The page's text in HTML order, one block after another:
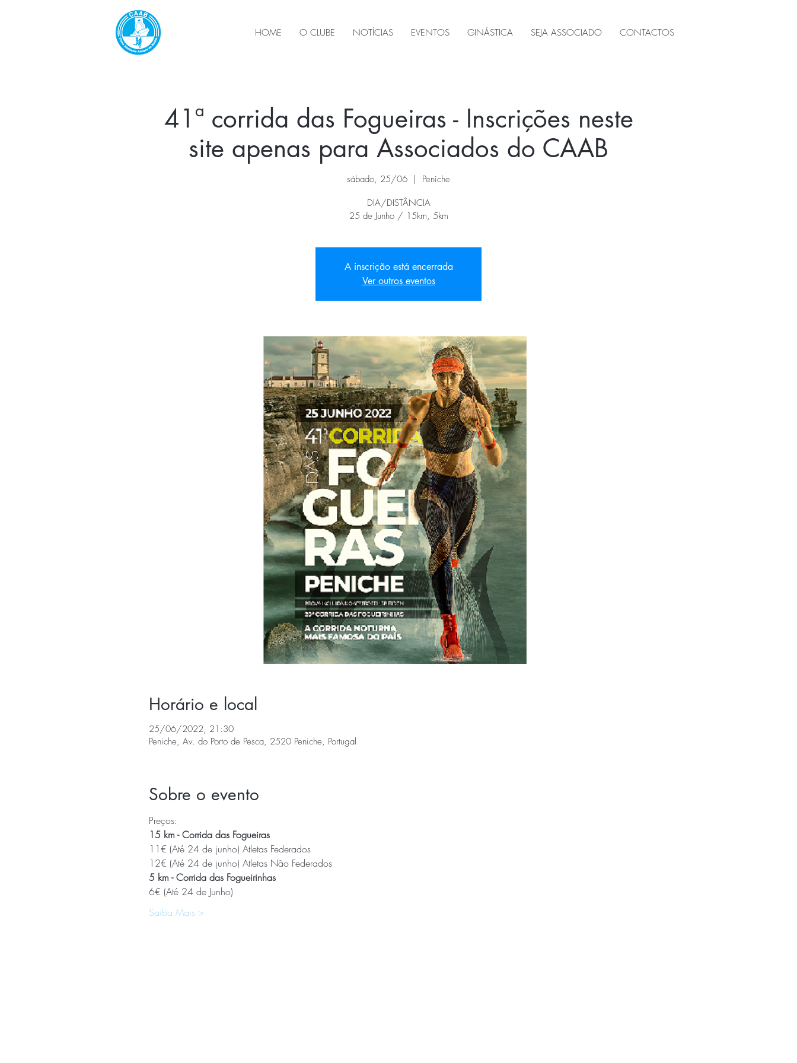
HOME O CLUBE NOTÍCIAS EVENTOS GINÁSTICA SEJA ASSOCIADO CONTACTOS
41ª corrida das Fogueiras - Inscrições neste
site apenas para Associados do CAAB
sábado, 25/06
  |
Peniche
DIA/DISTÂNCIA
25 de Junho / 15km, 5km
A inscrição está encerrada
Ver outros eventos
Horário e local
25/06/2022, 21:30
Peniche, Av. do Porto de Pesca, 2520 Peniche, Portugal
Sobre o evento
Preços:
15 km - Corrida das Fogueiras
11€ (Até 24 de junho) Atletas Federados
12€ (Até 24 de junho) Atletas Não Federados
5 km - Corrida das Fogueirinhas
6€ (Até 24 de Junho)
Saiba Mais >